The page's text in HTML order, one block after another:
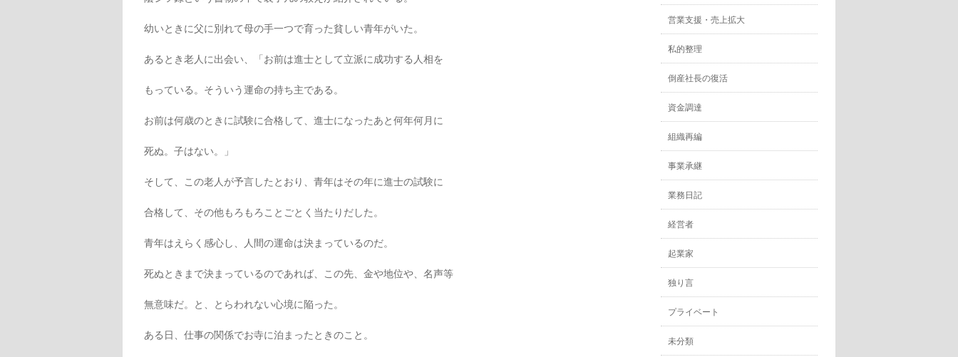
幼いときに父に別れて母の手一つで育った貧しい青年がいた。
あるとき老人に出会い、「お前は進士として立派に成功する人相を
もっている。そういう運命の持ち主である。
お前は何歳のときに試験に合格して、進士になったあと何年何月に
死ぬ。子はない。」
そして、この老人が予言したとおり、青年はその年に進士の試験に
合格して、その他もろもろことごとく当たりだした。
青年はえらく感心し、人間の運命は決まっているのだ。
死ぬときまで決まっているのであれば、この先、金や地位や、名声等
無意味だ。と、とらわれない心境に陥った。
ある日、仕事の関係でお寺に泊まったときのこと。
営業支援・売上拡大
私的整理
倒産社長の復活
資金調達
組織再編
事業承継
業務日記
経営者
起業家
独り言
プライベート
未分類